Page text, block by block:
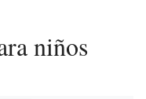
niños